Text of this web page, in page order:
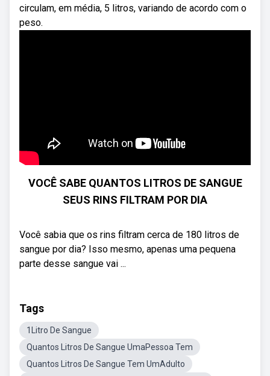
circulam, em média, 5 litros, variando de acordo com o
peso.
VOCÊ SABE QUANTOS LITROS DE SANGUE
SEUS RINS FILTRAM POR DIA
Você sabia que os rins filtram cerca de 180 litros de
sangue por dia? Isso mesmo, apenas uma pequena
parte desse sangue vai ...
Tags
1Litro De Sangue
Quantos Litros De Sangue UmaPessoa Tem
Quantos Litros De Sangue Tem UmAdulto